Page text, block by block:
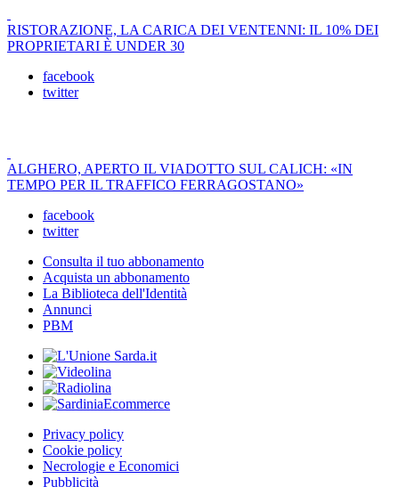
RISTORAZIONE, LA CARICA DEI VENTENNI: IL 10% DEI
PROPRIETARI È UNDER 30
facebook
twitter
ALGHERO, APERTO IL VIADOTTO SUL CALICH: «IN
TEMPO PER IL TRAFFICO FERRAGOSTANO»
facebook
twitter
Consulta il tuo abbonamento
Acquista un abbonamento
La Biblioteca dell'Identità
Annunci
PBM
Privacy policy
Cookie policy
Necrologie e Economici
Pubblicità